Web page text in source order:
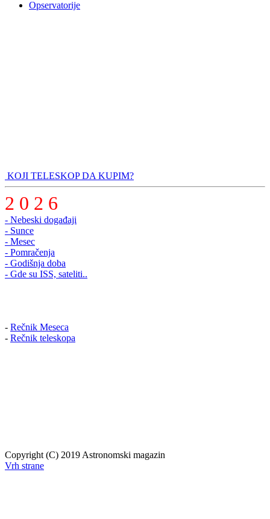
Opservatorije
KOJI TELESKOP DA KUPIM?
2 0 2 6
- Nebeski događaji
- Sunce
- Mesec
- Pomračenja
- Godišnja doba
- Gde su ISS, sateliti..
- Rečnik Meseca
- Rečnik teleskopa
Copyright (C) 2019 Astronomski magazin
Vrh strane